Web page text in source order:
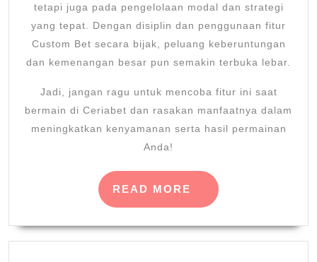
tetapi juga pada pengelolaan modal dan strategi
yang tepat. Dengan disiplin dan penggunaan fitur
Custom Bet secara bijak, peluang keberuntungan
dan kemenangan besar pun semakin terbuka lebar.
Jadi, jangan ragu untuk mencoba fitur ini saat
bermain di Ceriabet dan rasakan manfaatnya dalam
meningkatkan kenyamanan serta hasil permainan
Anda!
READ MORE
READ
MORE